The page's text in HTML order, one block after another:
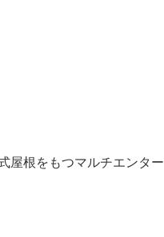
屋根をもつマルチエンター